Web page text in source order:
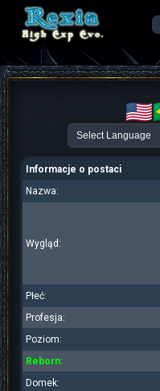
Informacje o postaci
Nazwa:
Wygląd:
Płeć:
Profesja:
Poziom:
Reborn:
Domek: